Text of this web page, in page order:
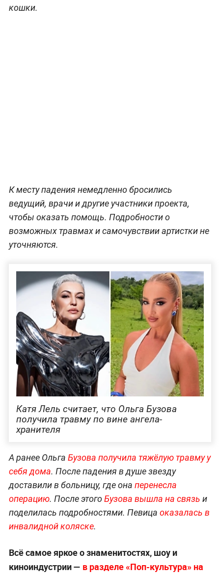
кошки.
К месту падения немедленно бросились
ведущий, врачи и другие участники проекта,
чтобы оказать помощь. Подробности о
возможных травмах и самочувствии артистки не
уточняются.
Катя Лель считает, что Ольга Бузова
получила травму по вине ангела-
хранителя
А ранее Ольга Бузова получила тяжёлую травму у
себя дома. После падения в душе звезду
доставили в больницу, где она перенесла
операцию. После этогоБузова вышла на связь и
поделилась подробностями. Певица оказалась в
инвалидной коляске.
Всё самое яркое о знаменитостях, шоу и
киноиндустрии — в разделе «Поп-культура» на